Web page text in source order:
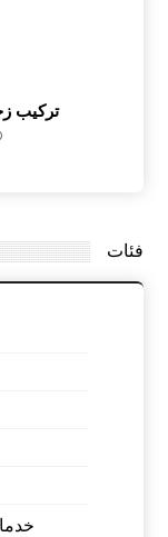
تركيب زجاج
فئات